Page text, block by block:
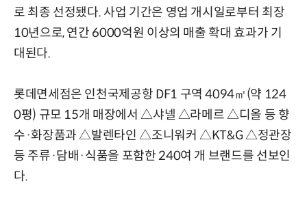
로 최종 선정됐다. 사업 기간은 영업 개시일로부터 최장
10년으로, 연간 6000억원 이상의 매출 확대 효과가 기
대된다.
롯데면세점은 인천국제공항 DF1 구역 4094㎡(약 124
0평) 규모 15개 매장에서 △샤넬 △라메르 △디올 등 향
수·화장품과 △발렌타인 △조니워커 △KT&G △정관장
등 주류·담배·식품을 포함한 240여 개 브랜드를 선보인
다.